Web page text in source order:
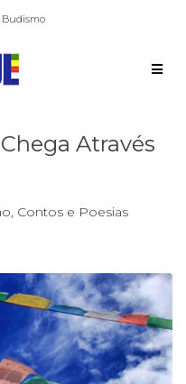
Budismo
Através
, Contos e Poesias